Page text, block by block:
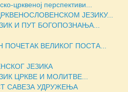
црквеној перспективи...
ЈЕЗИКУ...
И ПУТ БОГОПОЗНАЊА...
ПОЧЕТАК ВЕЛИКОГ ПОСТА...
ЈЕЗИКА
ЦРКВЕ И МОЛИТВЕ...
САВЕЗА УДРУЖЕЊА